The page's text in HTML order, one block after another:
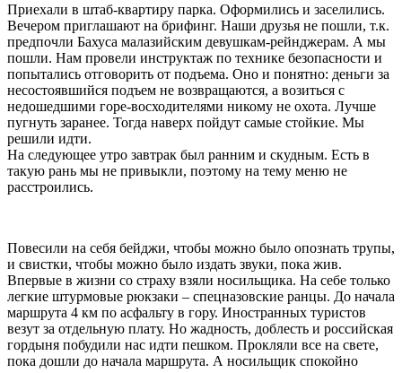
Приехали в штаб-квартиру парка. Оформились и заселились.
Вечером приглашают на брифинг. Наши друзья не пошли, т.к.
предпочли Бахуса малазийским девушкам-рейнджерам. А мы
пошли. Нам провели инструктаж по технике безопасности и
попытались отговорить от подъема. Оно и понятно: деньги за
несостоявшийся подъем не возвращаются, а возиться с
недошедшими горе-восходителями никому не охота. Лучше
пугнуть заранее. Тогда наверх пойдут самые стойкие. Мы
решили идти.
На следующее утро завтрак был ранним и скудным. Есть в
такую рань мы не привыкли, поэтому на тему меню не
расстроились.
Повесили на себя бейджи, чтобы можно было опознать трупы,
и свистки, чтобы можно было издать звуки, пока жив.
Впервые в жизни со страху взяли носильщика. На себе только
легкие штурмовые рюкзаки – спецназовские ранцы. До начала
маршрута 4 км по асфальту в гору. Иностранных туристов
везут за отдельную плату. Но жадность, доблесть и российская
гордыня побудили нас идти пешком. Прокляли все на свете,
пока дошли до начала маршрута. А носильщик спокойно